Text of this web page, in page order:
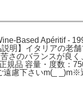
Based Apéritif -
明】イタリアの老
さのバランスが良
品 容量・度数：
慮下さいm(_